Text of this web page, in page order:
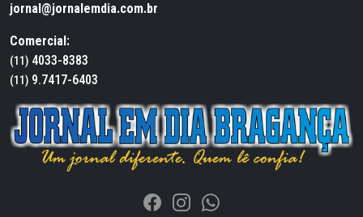
jornal@jornalemdia.com.br
Comercial:
(11) 4033-8383
(11) 9.7417-6403